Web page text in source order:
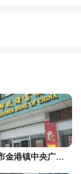
张家港市金港镇中央广场邮政所